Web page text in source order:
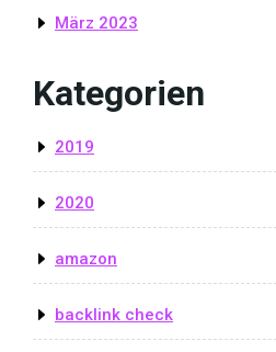
März 2023
Kategorien
2019
2020
amazon
backlink check